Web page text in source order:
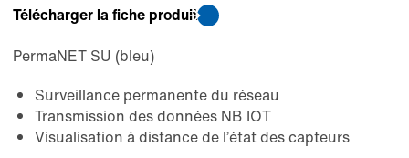
Télécharger la fiche produit
PermaNET SU (bleu)
Surveillance permanente du réseau
Transmission des données NB IOT
Visualisation à distance de l’état des capteurs